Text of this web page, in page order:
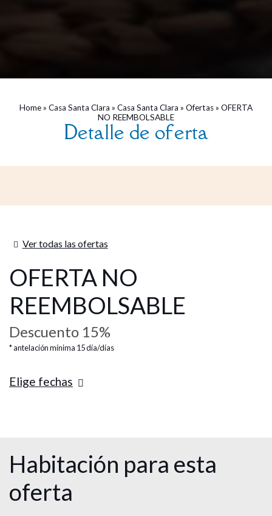
Home» Casa Santa Clara » Casa Santa Clara » Ofertas» OFERTA
NO REEMBOLSABLE
Detalle de oferta
Ver todas las ofertas
OFERTA NO
REEMBOLSABLE
Descuento 15%
antelación mínima 15 día/días
Elige fechas
Habitación para esta
oferta